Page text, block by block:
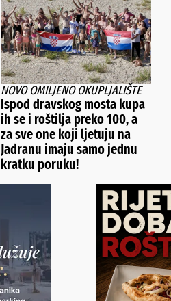
NOVO OMILJENO OKUPLJALIŠTE
Ispod dravskog mosta kupa
ih se i roštilja preko 100, a
za sve one koji ljetuju na
Jadranu imaju samo jednu
kratku poruku!